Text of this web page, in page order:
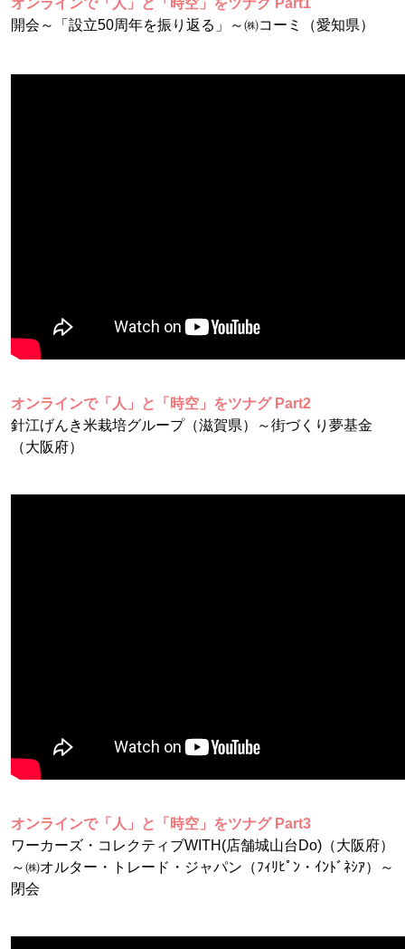
オンラインで「人」と「時空」をツナグ Part1
開会～「設立50周年を振り返る」～㈱コーミ（愛知県）
オンラインで「人」と「時空」をツナグ Part2
針江げんき米栽培グループ（滋賀県）～街づくり夢基金
（大阪府）
オンラインで「人」と「時空」をツナグ Part3
ワーカーズ・コレクティブWITH(店舗城山台Do)（大阪府）
～㈱オルター・トレード・ジャパン（ﾌｨﾘﾋﾟﾝ・ｲﾝﾄﾞﾈｼｱ）～
閉会